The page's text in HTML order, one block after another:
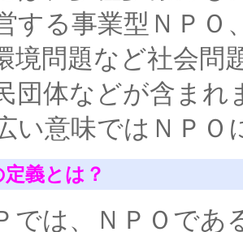
する事業型ＮＰＯ
境問題など社会問
団体などが含まれ
い意味ではＮＰＯ
定義とは？
では、ＮＰＯで